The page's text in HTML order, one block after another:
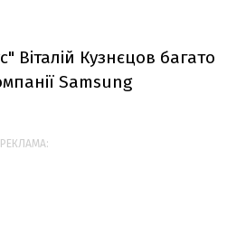
Віталій Кузнєцов багато
Samsung
РЕКЛАМА: